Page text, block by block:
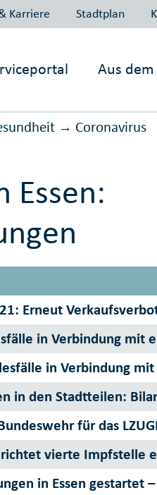
Karriere Stadtplan
Aus
→ Corona­virus
Essen:
Erneut
in Verbindung mit
in Verbindung
in den Stadtteilen:
für das
richtet vierte Impfstelle
in Essen gestartet